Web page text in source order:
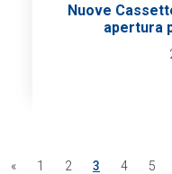
Nuove
apertura
« 1 2 3 4 5